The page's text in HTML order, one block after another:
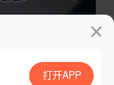
打开APP